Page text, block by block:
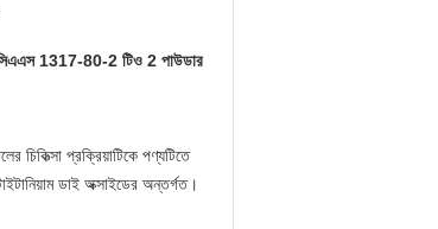
1317-80-2 টিও 2 পাউডার
চিকিত্সা প্রক্রিয়াটিকে পণ্যটিতে
ডাই অক্সাইডের অন্তর্গত।